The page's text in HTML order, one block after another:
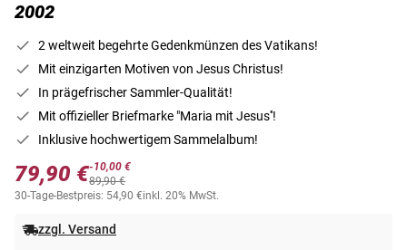
2002
2 weltweit begehrte Gedenkmünzen des Vatikans!
Mit einzigarten Motiven von Jesus Christus!
In prägefrischer Sammler-Qualität!
Mit offizieller Briefmarke "Maria mit Jesus''!
Inklusive hochwertigem Sammelalbum!
79,90 €-10,00 €
89,90 €
30-Tage-Bestpreis: 54,90 €inkl. 20% MwSt.
zzgl. Versand